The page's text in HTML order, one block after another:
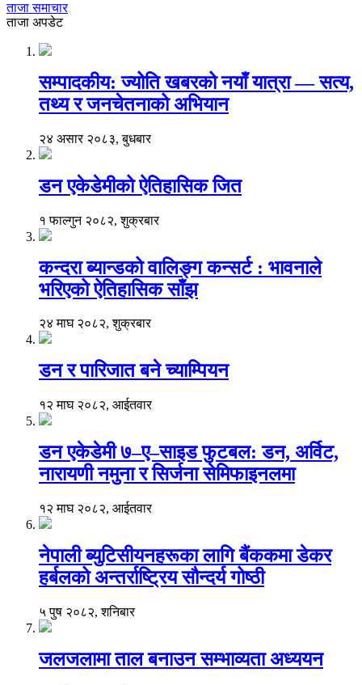
ताजा समाचार
ताजा अपडेट
सम्पादकीय: ज्योति खबरको नयाँ यात्रा — सत्य,
तथ्य र जनचेतनाको अभियान
२४ असार २०८३, बुधबार
डन एकेडेमीको ऐतिहासिक जित
१ फाल्गुन २०८२, शुक्रबार
कन्दरा ब्यान्डको वालिङ्ग कन्सर्ट : भावनाले
भरिएको ऐतिहासिक साँझ
२४ माघ २०८२, शुक्रबार
डन र पारिजात बने च्याम्पियन
१२ माघ २०८२, आईतवार
डन एकेडेमी ७–ए–साइड फुटबल: डन, अर्विट,
नारायणी नमुना र सिर्जना सेमिफाइनलमा
१२ माघ २०८२, आईतवार
नेपाली ब्युटिसीयनहरूका लागि बैंककमा डेकर
हर्बलको अन्तर्राष्ट्रिय सौन्दर्य गोष्ठी
५ पुष २०८२, शनिबार
जलजलामा ताल बनाउन सम्भाव्यता अध्ययन